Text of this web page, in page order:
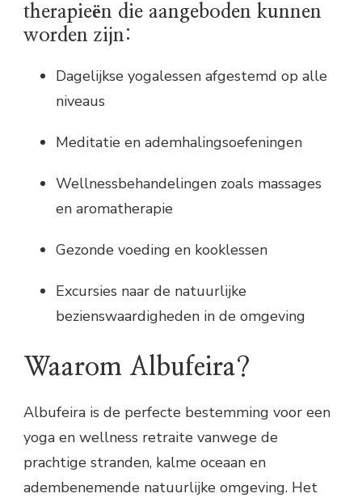
therapieën die aangeboden kunnen
worden zijn:
Dagelijkse yogalessen afgestemd op alle
niveaus
Meditatie en ademhalingsoefeningen
Wellnessbehandelingen zoals massages
en aromatherapie
Gezonde voeding en kooklessen
Excursies naar de natuurlijke
bezienswaardigheden in de omgeving
Waarom Albufeira?
Albufeira is de perfecte bestemming voor een
yoga en wellness retraite vanwege de
prachtige stranden, kalme oceaan en
adembenemende natuurlijke omgeving. Het